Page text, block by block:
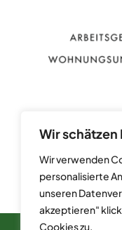
Wir schätzen
Wir verwenden
personalisierte
unseren
akzeptieren"
Cookies zu.